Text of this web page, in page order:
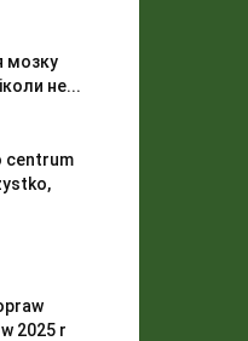
мозку
не...
centrum
2025 r